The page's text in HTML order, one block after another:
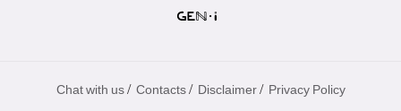
Chat with us / Contacts / Disclaimer / Privacy Policy